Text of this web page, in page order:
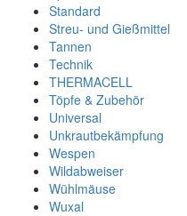
Standard
Streu- und Gießmittel
Tannen
Technik
THERMACELL
Töpfe & Zubehör
Universal
Unkrautbekämpfung
Wespen
Wildabweiser
Wühlmäuse
Wuxal